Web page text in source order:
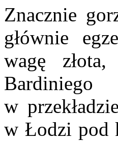
Znacznie
głównie
wagę
Bardiniego
w
w Łodzi pod